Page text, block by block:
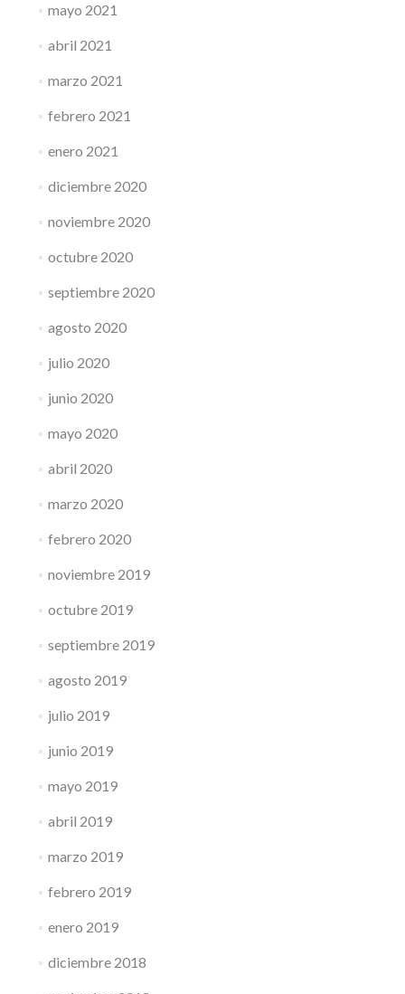
mayo 2021
abril 2021
marzo 2021
febrero 2021
enero 2021
diciembre 2020
noviembre 2020
octubre 2020
septiembre 2020
agosto 2020
julio 2020
junio 2020
mayo 2020
abril 2020
marzo 2020
febrero 2020
noviembre 2019
octubre 2019
septiembre 2019
agosto 2019
julio 2019
junio 2019
mayo 2019
abril 2019
marzo 2019
febrero 2019
enero 2019
diciembre 2018